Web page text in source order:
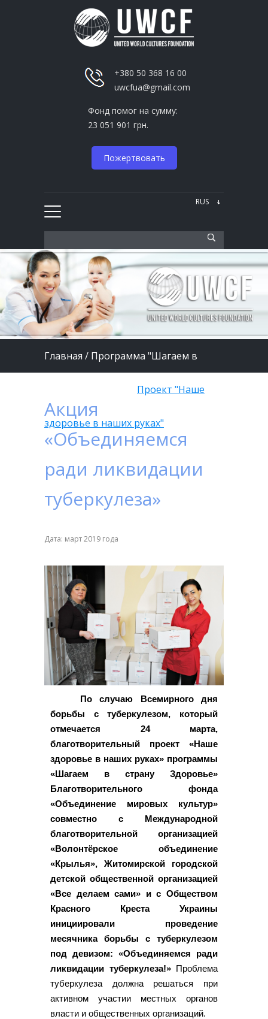
+380 50 368 16 00
uwcfua@gmail.com
Фонд помог на сумму:
23 051 901 грн.
Пожертвовать
Главная / Программа "Шагаем в
Проект "Наше
здоровье в наших руках"
Акция
«Объединяемся
ради ликвидации
туберкулеза»
Дата: март 2019 года
По случаю Всемирного дня
борьбы с туберкулезом, который
отмечается 24 марта,
благотворительный проект «Наше
здоровье в наших руках» программы
«Шагаем в страну Здоровье»
Благотворительного фонда
«Объединение мировых культур»
совместно с Международной
благотворительной организацией
«Волонтёрское объединение
«Крылья», Житомирской городской
детской общественной организацией
«Все делаем сами» и с Обществом
Красного Креста Украины
инициировали проведение
месячника борьбы с туберкулезом
под девизом: «Объединяемся ради
ликвидации туберкулеза!»Проблема
туберкулеза должна решаться при
активном участии местных органов
власти и общественных организаций.